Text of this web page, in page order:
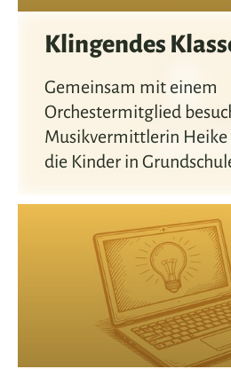
Klingendes
Gemeinsam mit einem
Orchestermitglied
Musikvermittlerin Heike
die Kinder in